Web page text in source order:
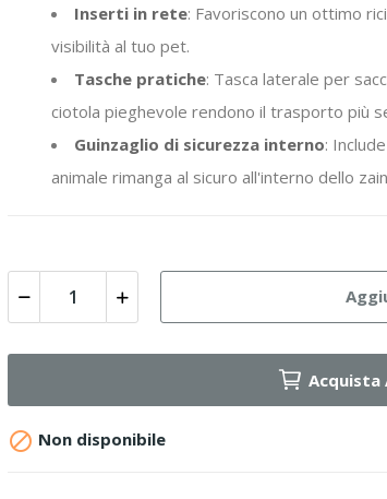
Inserti in rete: Favoriscono un ottimo
visibilità al tuo pet.
Tasche pratiche: Tasca laterale per
ciotola pieghevole rendono il trasporto più
Guinzaglio di sicurezza interno:
animale rimanga al sicuro all'interno dello
Acquista
 Non disponibile